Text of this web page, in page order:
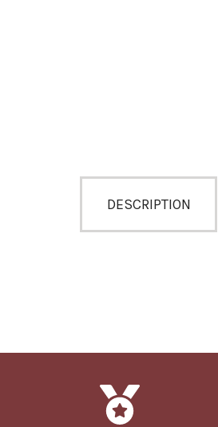
DESCRIPTION